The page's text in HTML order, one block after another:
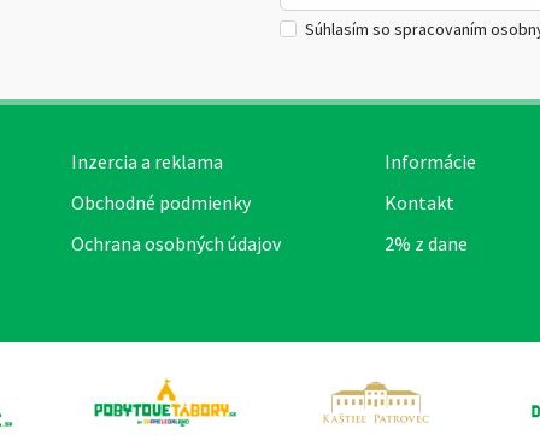
Súhlasím so spracovaním
Inzercia a reklama
Obchodné podmienky
Ochrana osobných údajov
Informácie
Kontakt
2% z dane